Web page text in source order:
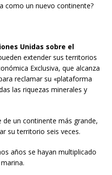
como un nuevo continente?
Unidas sobre el
extender sus territorios
Exclusiva, que alcanza
reclamar su «plataforma
las riquezas minerales y
un continente más grande,
su territorio seis veces.
años se hayan multiplicado